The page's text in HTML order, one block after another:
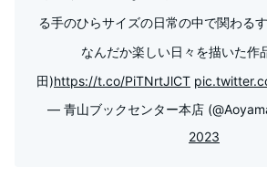
る手のひらサイズの日常の中で関わる
なんだか楽しい日々を描いた作
田)https://t.co/PiTNrtJlCT
— 青山ブックセンター本店
2023